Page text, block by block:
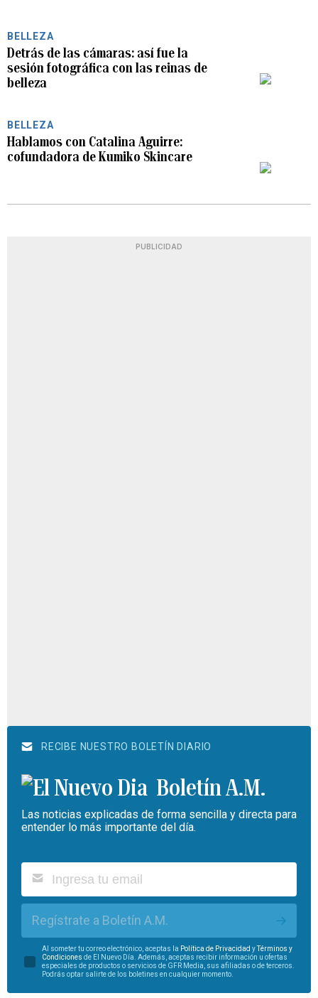
BELLEZA
Detrás de las cámaras: así fue la
sesión fotográfica con las reinas de
belleza
BELLEZA
Hablamos con Catalina Aguirre:
cofundadora de Kumiko Skincare
PUBLICIDAD
RECIBE NUESTRO BOLETÍN DIARIO
Boletín A.M.
Las noticias explicadas de forma sencilla y directa para
entender lo más importante del día.
Regístrate a Boletín A.M.
Al someter tu correo electrónico, aceptas la Política de Privacidad yTérminos y
Condiciones de El Nuevo Día. Además, aceptas recibir información u ofertas
especiales de productos o servicios de GFR Media, sus afiliadas o de terceros.
Podrás optar salirte de los boletines en cualquier momento.